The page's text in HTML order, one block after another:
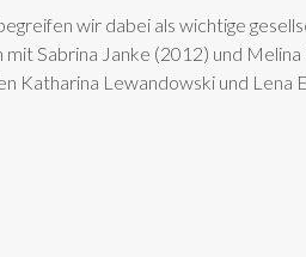
wir dabei als wichtige
Sabrina Janke (2012) und
Katharina Lewandowski und Lena